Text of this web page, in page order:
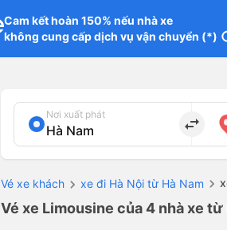
Cam kết hoàn 150% nếu nhà xe
không cung cấp dịch vụ vận chuyển (*)
Nơi xuất phát
import_export
Vé xe khách xe đi Hà Nội từ Hà Nam
Vé xe Limousine của 4 nhà xe từ